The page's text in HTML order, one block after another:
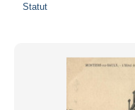
Statut